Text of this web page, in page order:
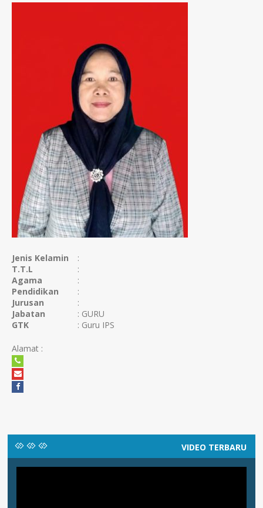
Jenis Kelamin
:
T.T.L
:
Agama
:
Pendidikan
:
Jurusan
:
Jabatan
: GURU
GTK
: Guru IPS
Alamat :
VIDEO TERBARU